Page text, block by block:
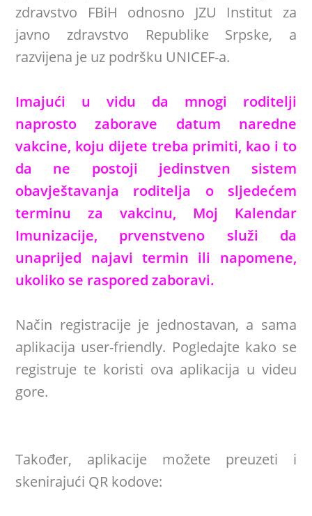
zdravstvo FBiH odnosno JZU Institut za
javno zdravstvo Republike Srpske, a
razvijena je uz podršku UNICEF-a.
Imajući u vidu da mnogi roditelji
naprosto zaborave datum naredne
vakcine, koju dijete treba primiti, kao i to
da ne postoji jedinstven sistem
obavještavanja roditelja o sljedećem
terminu za vakcinu, Moj Kalendar
Imunizacije, prvenstveno služi da
unaprijed najavi termin ili napomene,
ukoliko se raspored zaboravi.
Način registracije je jednostavan, a sama
aplikacija user-friendly. Pogledajte kako se
registruje te koristi ova aplikacija u videu
gore.
Također, aplikacije možete preuzeti i
skenirajući QR kodove: